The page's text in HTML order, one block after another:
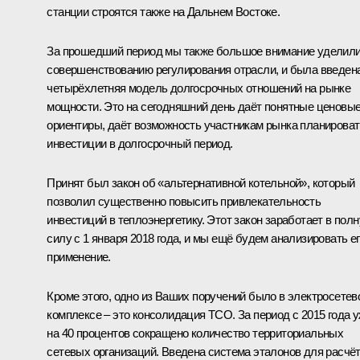
станции строятся также на Дальнем Востоке.
За прошедший период мы также большое внимание
совершенствованию регулирования отрасли, и была
четырёхлетняя модель долгосрочных отношений на рынке
мощности. Это на сегодняшний день даёт понятные
ориентиры, даёт возможность участникам рынка
инвестиции в долгосрочный период.
Принят был закон об «альтернативной котельной», который
позволил существенно повысить привлекательность
инвестиций в теплоэнергетику. Этот закон заработает в
силу с 1 января 2018 года, и мы ещё будем анализировать
применение.
Кроме этого, одно из Ваших поручений было в
комплексе – это консолидация ТСО. За период с 2015 года
на 40 процентов сокращено количество территориальных
сетевых организаций. Введена система эталонов для